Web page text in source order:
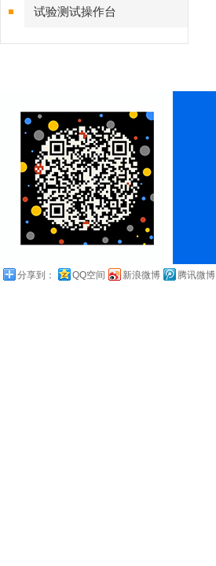
试验测试操作台
分享到： QQ空间 新浪微博 腾讯微博